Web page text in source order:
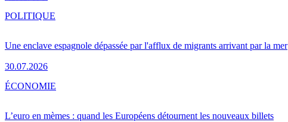
Une enclave espagnole dépassée par l'afflux de migrants arrivant par la mer
30.07.2026
POLITIQUE
L’euro en mèmes : quand les Européens détournent les nouveaux billets
ÉCONOMIE